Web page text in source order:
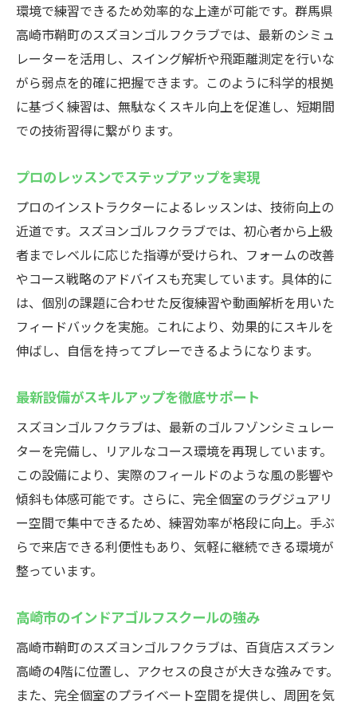
環境で練習できるため効率的な上達が可能です。群馬県
高崎市鞘町のスズヨンゴルフクラブでは、最新のシミュ
レーターを活用し、スイング解析や飛距離測定を行いな
がら弱点を的確に把握できます。このように科学的根拠
に基づく練習は、無駄なくスキル向上を促進し、短期間
での技術習得に繋がります。
プロのレッスンでステップアップを実現
プロのインストラクターによるレッスンは、技術向上の
近道です。スズヨンゴルフクラブでは、初心者から上級
者までレベルに応じた指導が受けられ、フォームの改善
やコース戦略のアドバイスも充実しています。具体的に
は、個別の課題に合わせた反復練習や動画解析を用いた
フィードバックを実施。これにより、効果的にスキルを
伸ばし、自信を持ってプレーできるようになります。
最新設備がスキルアップを徹底サポート
スズヨンゴルフクラブは、最新のゴルフゾンシミュレー
ターを完備し、リアルなコース環境を再現しています。
この設備により、実際のフィールドのような風の影響や
傾斜も体感可能です。さらに、完全個室のラグジュアリ
ー空間で集中できるため、練習効率が格段に向上。手ぶ
らで来店できる利便性もあり、気軽に継続できる環境が
整っています。
高崎市のインドアゴルフスクールの強み
高崎市鞘町のスズヨンゴルフクラブは、百貨店スズラン
高崎の4階に位置し、アクセスの良さが大きな強みです。
また、完全個室のプライベート空間を提供し、周囲を気